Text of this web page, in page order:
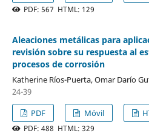
PDF: 567 HTML: 129
Aleaciones metálicas para
revisión sobre su respuesta al
procesos de corrosión
Katherine Ríos-Puerta, Omar Darío
24-39
PDF
Móvil
PDF: 488 HTML: 329